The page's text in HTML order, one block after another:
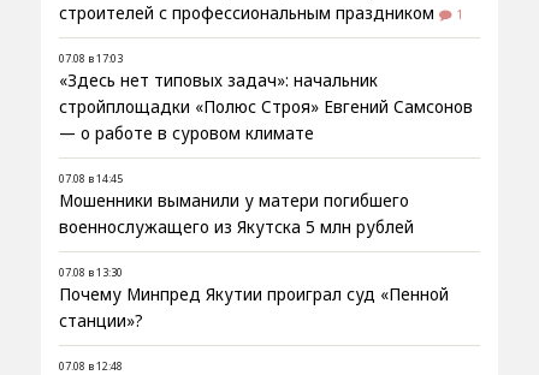
строителей с профессиональным праздником
1
07.08 в 17:03
«Здесь нет типовых задач»: начальник
стройплощадки «Полюс Строя» Евгений Самсонов
— о работе в суровом климате
07.08 в 14:45
Мошенники выманили у матери погибшего
военнослужащего из Якутска 5 млн рублей
07.08 в 13:30
Почему Минпред Якутии проиграл суд «Пенной
станции»?
07.08 в 12:48